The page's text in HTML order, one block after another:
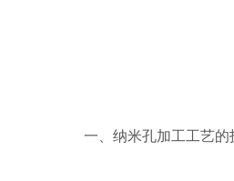
一、纳米孔加工工艺的